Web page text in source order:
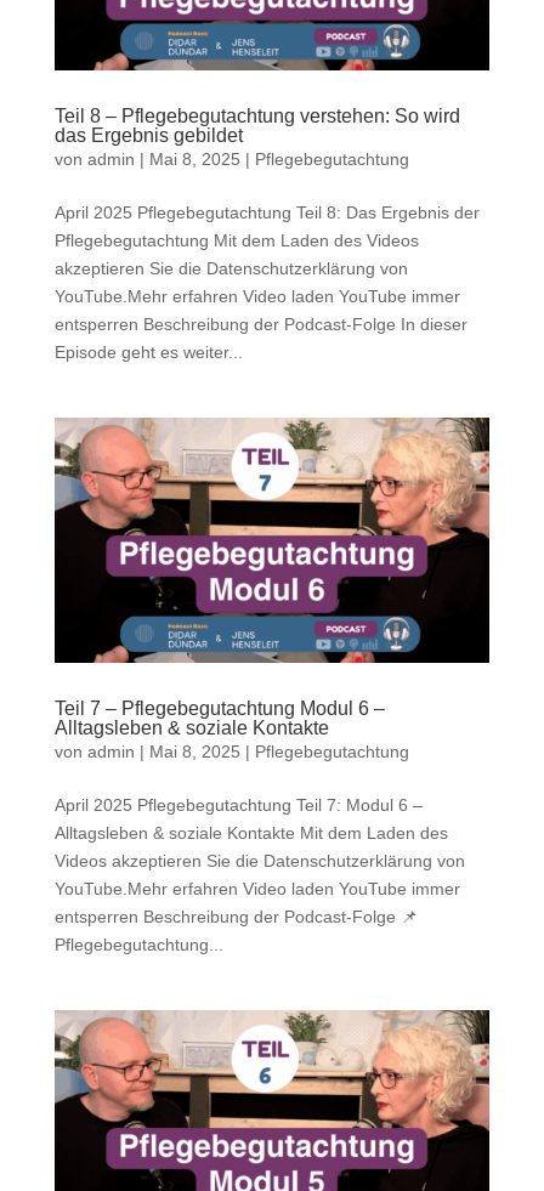
Teil 8 – Pflegebegutachtung verstehen: So wird
das Ergebnis gebildet
von admin | Mai 8, 2025 | Pflegebegutachtung
April 2025 Pflegebegutachtung Teil 8: Das Ergebnis der
Pflegebegutachtung Mit dem Laden des Videos
akzeptieren Sie die Datenschutzerklärung von
YouTube.Mehr erfahren Video laden YouTube immer
entsperren Beschreibung der Podcast-Folge In dieser
Episode geht es weiter...
Teil 7 – Pflegebegutachtung Modul 6 –
Alltagsleben & soziale Kontakte
von admin | Mai 8, 2025 | Pflegebegutachtung
April 2025 Pflegebegutachtung Teil 7: Modul 6 –
Alltagsleben & soziale Kontakte Mit dem Laden des
Videos akzeptieren Sie die Datenschutzerklärung von
YouTube.Mehr erfahren Video laden YouTube immer
entsperren Beschreibung der Podcast-Folge 📌
Pflegebegutachtung...